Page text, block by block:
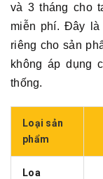
và 3 tháng cho
miễn phí. Đây là
riêng cho sản
không áp dụng
thống.
Loại sản
phẩm
Loa